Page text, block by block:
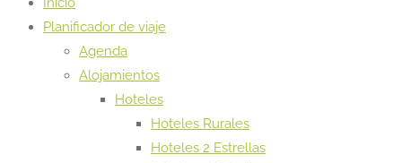
Planificador de viaje
Agenda
Alojamientos
Hoteles
Hoteles Rurales
Hoteles 2 Estrellas